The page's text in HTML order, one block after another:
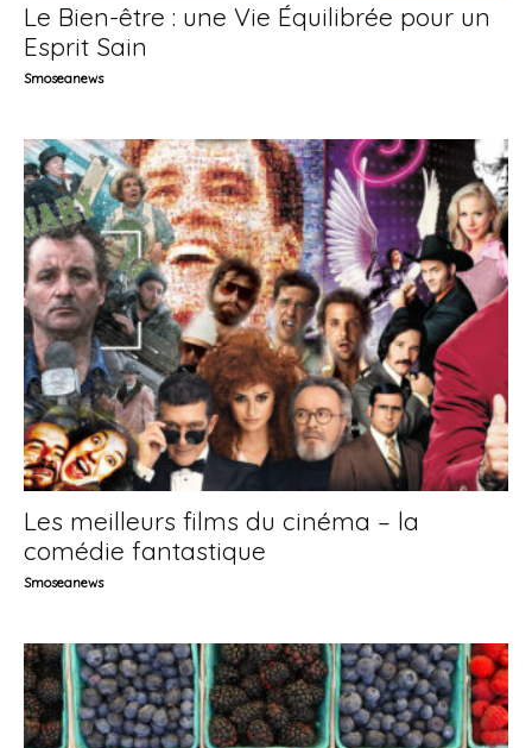
Le Bien-être : une Vie Équilibrée pour un
Esprit Sain
Smoseanews
Les meilleurs films du cinéma – la
comédie fantastique
Smoseanews